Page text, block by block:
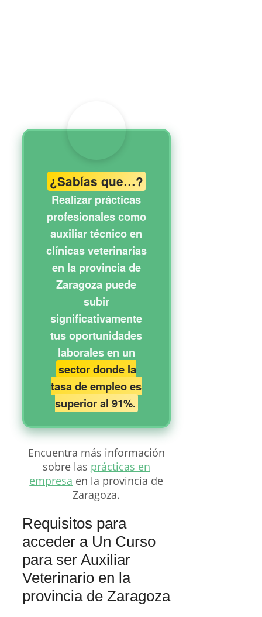
¿Sabías que…?
Realizar prácticas
profesionales como
auxiliar técnico en
clínicas veterinarias
en la provincia de
Zaragoza puede
subir
significativamente
tus oportunidades
laborales en un
sector donde la
tasa de empleo es
superior al 91%.
Encuentra más información
sobre las prácticas en
empresa en la provincia de
Zaragoza.
Requisitos para
acceder a Un Curso
para ser Auxiliar
Veterinario en la
provincia de Zaragoza